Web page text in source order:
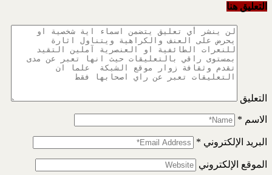
التعليق هنا
التعليق
الاسم *
البريد الإلكتروني *
الموقع الإلكتروني